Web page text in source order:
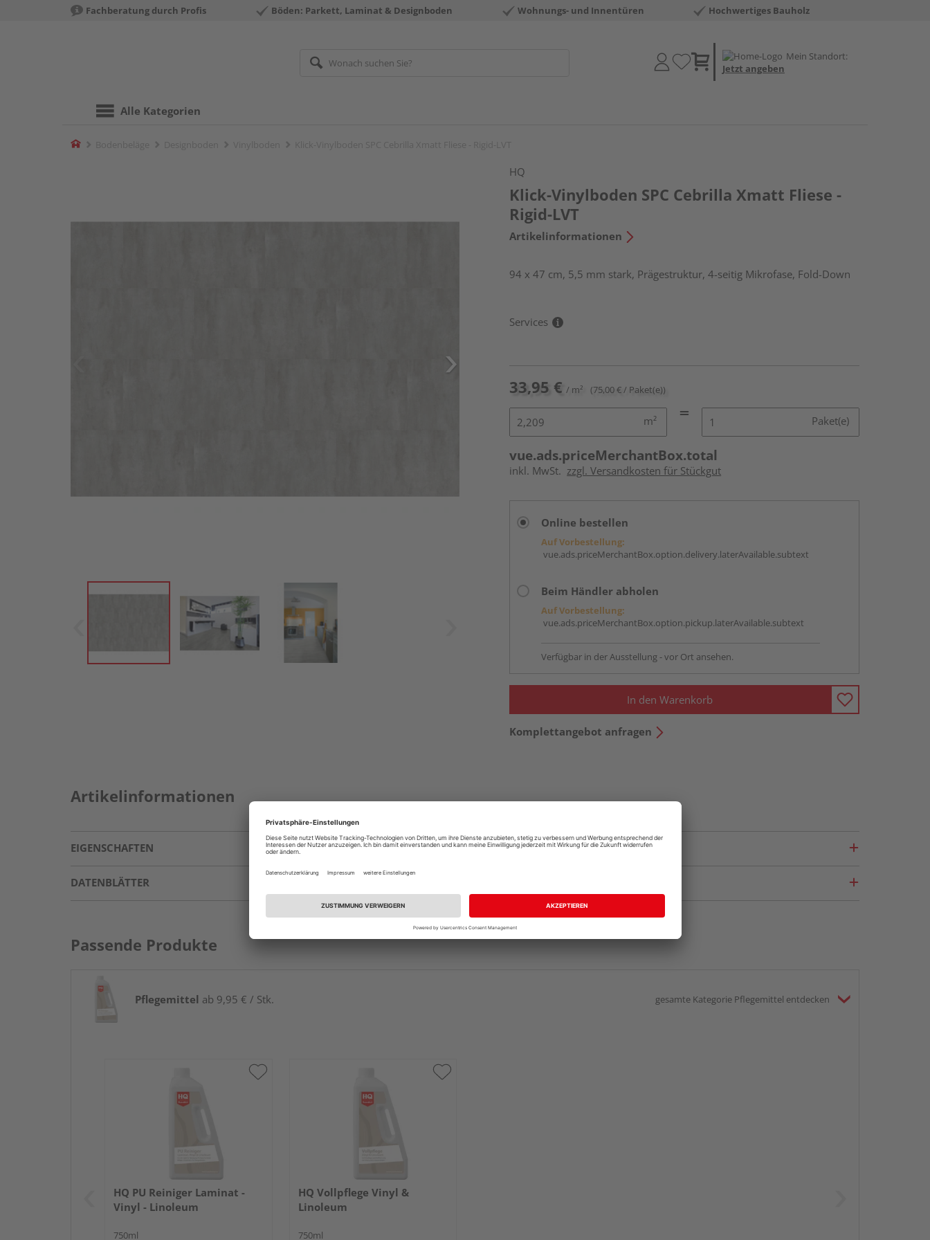
Fachberatung durch Profis Böden: Parkett, Laminat & Designboden Wohnungs- und Innentüren Hochwertiges Bauholz
Mein Standort:
Jetzt angeben
Alle Kategorien
Home
HQ
Klick-Vinylboden SPC Cebrilla Xmatt Fliese -
Rigid-LVT
Artikelinformationen
94 x 47 cm, 5,5 mm stark, Prägestruktur, 4-seitig Mikrofase, Fold-Down
Services
33,95 € / m² (75,00 € / Paket(e))
m² Paket(e)
vue.ads.priceMerchantBox.total
inkl. MwSt. zzgl. Versandkosten für Stückgut
Online bestellen
Auf Vorbestellung:
vue.ads.priceMerchantBox.option.delivery.laterAvailable.subtext
Beim Händler abholen
Auf Vorbestellung:
vue.ads.priceMerchantBox.option.pickup.laterAvailable.subtext
Verfügbar in der Ausstellung - vor Ort ansehen.
In den Warenkorb
Komplettangebot anfragen
Artikelinformationen
EIGENSCHAFTEN
DATENBLÄTTER
Passende Produkte
Pflegemittel ab 9,95 € / Stk. gesamte Kategorie Pflegemittel entdecken
HQ PU Reiniger Laminat -
Vinyl - Linoleum
750ml
HQ Vollpflege Vinyl &
Linoleum
750ml